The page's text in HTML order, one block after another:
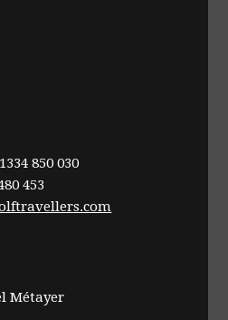
850 030
453
Métayer